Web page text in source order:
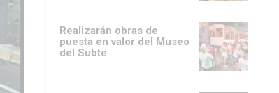
Realizarán obras de
puesta en valor del Museo
del Subte